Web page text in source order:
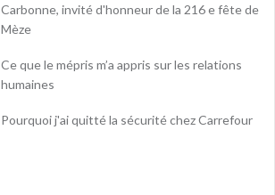
Carbonne, invité d'honneur de la 216 e fête de
Mèze
Ce que le mépris m’a appris sur les relations
humaines
Pourquoi j'ai quitté la sécurité chez Carrefour